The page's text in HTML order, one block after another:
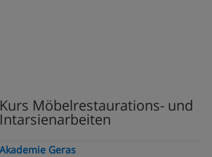
Kurs Möbelrestaurations- und
Intarsienarbeiten
Akademie Geras